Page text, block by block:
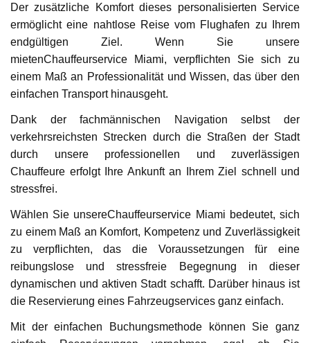
Der zusätzliche Komfort dieses personalisierten Service
ermöglicht eine nahtlose Reise vom Flughafen zu Ihrem
endgültigen Ziel. Wenn Sie unsere
mietenChauffeurservice Miami, verpflichten Sie sich zu
einem Maß an Professionalität und Wissen, das über den
einfachen Transport hinausgeht.
Dank der fachmännischen Navigation selbst der
verkehrsreichsten Strecken durch die Straßen der Stadt
durch unsere professionellen und zuverlässigen
Chauffeure erfolgt Ihre Ankunft an Ihrem Ziel schnell und
stressfrei.
Wählen Sie unsereChauffeurservice Miami bedeutet, sich
zu einem Maß an Komfort, Kompetenz und Zuverlässigkeit
zu verpflichten, das die Voraussetzungen für eine
reibungslose und stressfreie Begegnung in dieser
dynamischen und aktiven Stadt schafft. Darüber hinaus ist
die Reservierung eines Fahrzeugservices ganz einfach.
Mit der einfachen Buchungsmethode können Sie ganz